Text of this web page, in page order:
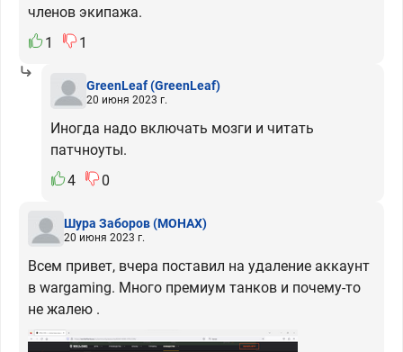
членов экипажа.
1
1
GreenLeaf(GreenLeaf)
20 июня 2023 г.
Иногда надо включать мозги и читать
патчноуты.
4
0
Шура Заборов(MOHAX)
20 июня 2023 г.
Всем привет, вчера поставил на удаление аккаунт
в wargaming. Много премиум танков и почему-то
не жалею .